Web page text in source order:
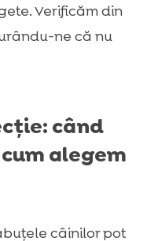
Verificăm din
ne că nu
când
alegem
câinilor pot